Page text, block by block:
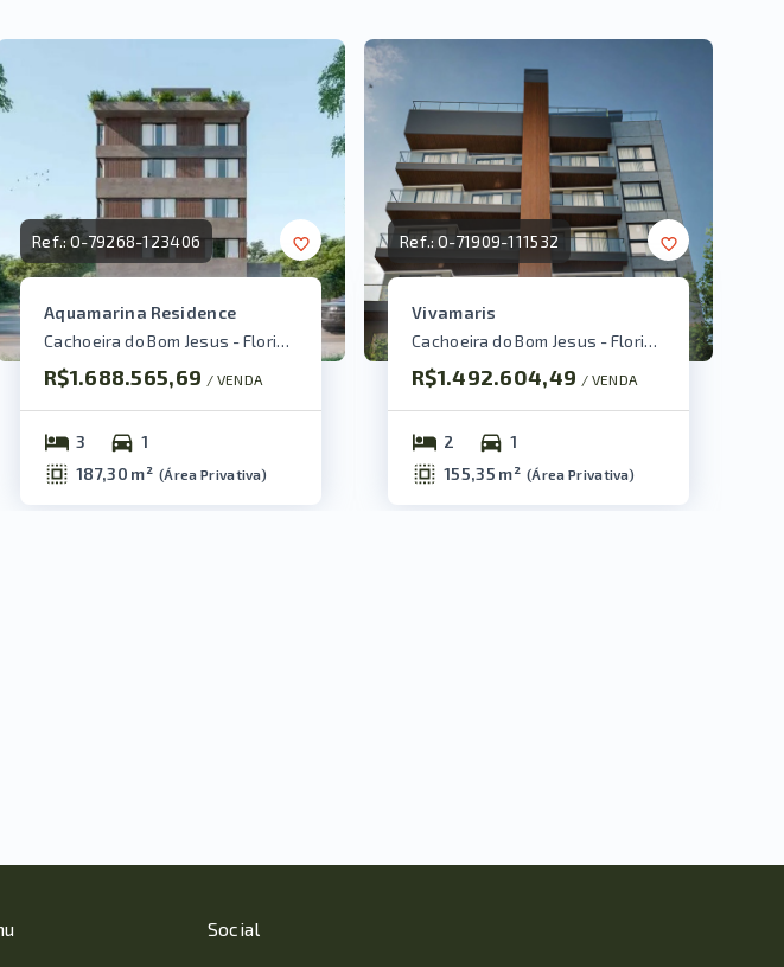
Ref.:O-79268-123406
Aquamarina Residence
Cachoeira do Bom Jesus - Florianópolis/SC
R$1.688.565,69 / VENDA
3
1
187,30 m² (Área Privativa)
Ref.:O-71909-111532
Vivamaris
Cachoeira do Bom Jesus - Florianópolis/SC
R$1.492.604,49 / VENDA
2
1
155,35 m² (Área Privativa)
Social